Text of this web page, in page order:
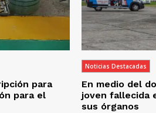
para
para el
Noticias Destacadas
En medio del
joven fallecida
sus órganos